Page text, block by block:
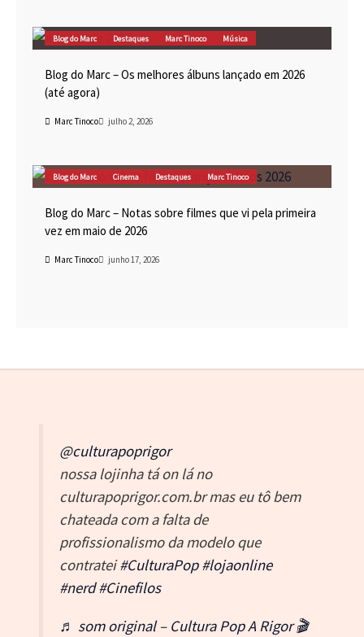
Blog do Marc – Os melhores álbuns lançado em 2026
(até agora)
Marc Tinoco
Blog do Marc – Notas sobre filmes que vi pela primeira
vez em maio de 2026
Marc Tinoco junho 17, 2026
nossa lojinha tá on lá no
culturapoprigor.com.br mas eu tô bem
chateada com a falta de
profissionalismo da modelo que
contratei#CulturaPop#lojaonline
#nerd#Cinefilos
📀📚